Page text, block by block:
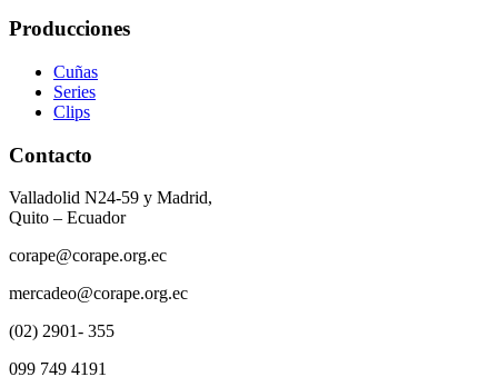
Producciones
Cuñas
Series
Clips
Contacto
Valladolid N24-59 y Madrid,
Quito – Ecuador
corape@corape.org.ec
mercadeo@corape.org.ec
(02) 2901- 355
099 749 4191